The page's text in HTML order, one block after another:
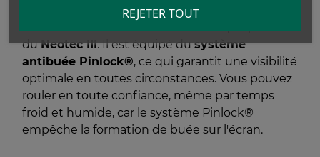
duNeotec III. Il est équipé dusystème
antibuée Pinlock®, ce qui garantit une visibilité
optimale en toutes circonstances. Vous pouvez
rouler en toute confiance, même par temps
froid et humide, car le système Pinlock®
empêche la formation de buée sur l'écran.
REJETER TOUT